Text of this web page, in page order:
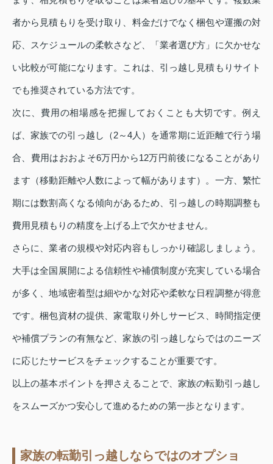
者から見積もりを受け取り、料金だけでなく梱包や運搬の対
応、スケジュールの柔軟さなど、「業者選び方」に欠かせな
い比較が可能になります。これは、引っ越し見積もりサイト
でも推奨されている方法です。
次に、費用の相場感を把握しておくことも大切です。例え
ば、家族での引っ越し（2～4人）を通常期に近距離で行う場
合、費用はおおよそ6万円から12万円前後になることがあり
ます（移動距離や人数によって幅があります）。一方、繁忙
期には数割高くなる傾向があるため、引っ越しの時期調整も
費用見積もりの精度を上げる上で欠かせません。
さらに、業者の規模や対応内容もしっかり確認しましょう。
大手は全国展開による信頼性や補償制度が充実している場合
が多く、地域密着型は細やかな対応や柔軟な日程調整が得意
です。梱包資材の提供、家電取り外しサービス、時間指定便
や補償プランの有無など、家族の引っ越しならではのニーズ
に応じたサービスをチェックすることが重要です。
以上の基本ポイントを押さえることで、家族の転勤引っ越し
をスムーズかつ安心して進めるための第一歩となります。
家族の転勤引っ越しならではのオプショ